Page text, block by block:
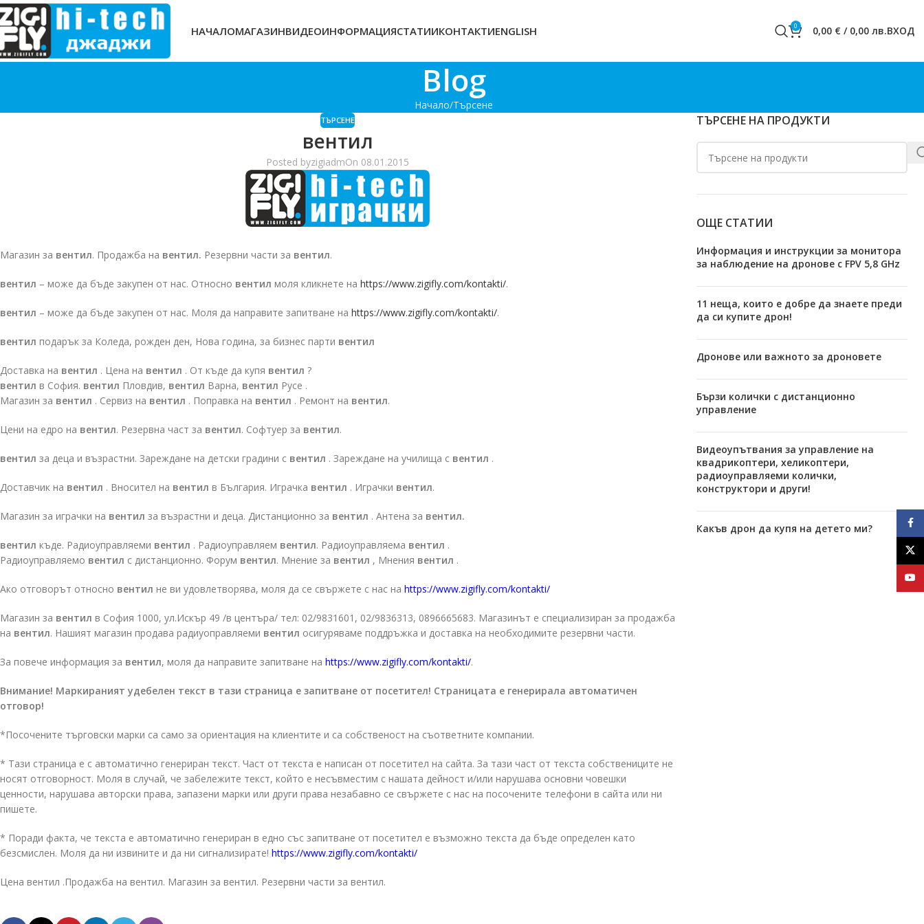
НАЧАЛОМАГАЗИНВИДЕОИНФОРМАЦИЯСТАТИИКОНТАКТИENGLISH 0 0,00 € / 0,00 лв.ВХОД
Blog
Начало Търсене
ТЪРСЕНЕ
вентил
Posted byzigiadmOn 08.01.2015
Магазин за вентил. Продажба на вентил. Резервни части за вентил.
вентил – може да бъде закупен от нас. Относно вентил моля кликнете на https://www.zigifly.com/kontakti/.
вентил – може да бъде закупен от нас. Моля да направите запитване на https://www.zigifly.com/kontakti/.
вентил подарък за Коледа, рожден ден, Нова година, за бизнес парти вентил
Доставка на вентил . Цена на вентил . От къде да купя вентил ?
вентил в София. вентил Пловдив, вентил Варна, вентил Русе .
Магазин за вентил . Сервиз на вентил . Поправка на вентил . Ремонт на вентил.
Цени на едро на вентил. Резервна част за вентил. Софтуер за вентил.
вентил за деца и възрастни. Зареждане на детски градини с вентил . Зареждане на училища с вентил .
Доставчик на вентил . Вносител на вентил в България. Играчка вентил . Играчки вентил.
Магазин за играчки на вентил за възрастни и деца. Дистанционно за вентил . Антена за вентил.
вентил къде. Радиоуправляеми вентил . Радиоуправляем вентил. Радиоуправляема вентил .
Радиоуправляемо вентил с дистанционно. Форум вентил. Мнение за вентил , Мнения вентил .
Ако отговорът относно вентил не ви удовлетворява, моля да се свържете с нас на https://www.zigifly.com/kontakti/
Магазин за вентил в София 1000, ул.Искър 49 /в центъра/ тел: 02/9831601, 02/9836313, 0896665683. Магазинът е специализиран за продажба
на вентил. Нашият магазин продава радиуоправляеми вентил осигуряваме поддръжка и доставка на необходимите резервни части.
За повече информация за вентил, моля да направите запитване на https://www.zigifly.com/kontakti/.
Внимание! Маркираният удебелен текст в тази страница е запитване от посетител! Страницата е генерирала автоматичен
отговор!
*Посочените търговски марки са само за ориентация на клиентите и са собственост на съответните компании.
* Тази страница е с автоматично генериран текст. Част от текста е написан от посетител на сайта. За тази част от текста собствениците не
носят отговорност. Моля в случай, че забележите текст, който е несъвместим с нашата дейност и/или нарушава основни човешки
ценности, нарушава авторски права, запазени марки или други права незабавно се свържете с нас на посочените телефони в сайта или ни
пишете.
* Поради факта, че текста е автоматично генериран в едно със запитване от посетител е възможно текста да бъде определен като
безсмислен. Моля да ни извините и да ни сигнализирате! https://www.zigifly.com/kontakti/
Цена вентил .Продажба на вентил. Магазин за вентил. Резервни части за вентил.
ТЪРСЕНЕ НА ПРОДУКТИ
ОЩЕ СТАТИИ
Информация и инструкции за монитора
за наблюдение на дронове с FPV 5,8 GHz
11 неща, които е добре да знаете преди
да си купите дрон!
Дронове или важното за дроновете
Бързи колички с дистанционно
управление
Видеоупътвания за управление на
квадрикоптери, хеликоптери,
радиоуправляеми колички,
конструктори и други!
Какъв дрон да купя на детето ми?